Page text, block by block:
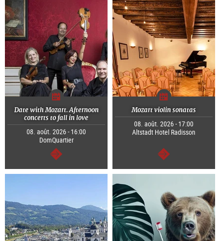
Date with Mozart. Afternoon
concerts to fall in love
08. août. 2026 - 16:00
DomQuartier
Continuer
Mozart violin sonatas
08. août. 2026 - 17:00
Altstadt Hotel Radisson
Continuer